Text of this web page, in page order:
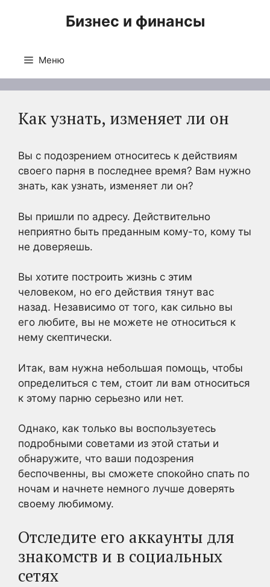
Бизнес и финансы
Меню
Как узнать, изменяет ли он
Вы с подозрением относитесь к действиям
своего парня в последнее время? Вам нужно
знать, как узнать, изменяет ли он?
Вы пришли по адресу. Действительно
неприятно быть преданным кому-то, кому ты
не доверяешь.
Вы хотите построить жизнь с этим
человеком, но его действия тянут вас
назад. Независимо от того, как сильно вы
его любите, вы не можете не относиться к
нему скептически.
Итак, вам нужна небольшая помощь, чтобы
определиться с тем, стоит ли вам относиться
к этому парню серьезно или нет.
Однако, как только вы воспользуетесь
подробными советами из этой статьи и
обнаружите, что ваши подозрения
беспочвенны, вы сможете спокойно спать по
ночам и начнете немного лучше доверять
своему любимому.
Отследите его аккаунты для
знакомств и в социальных
сетях